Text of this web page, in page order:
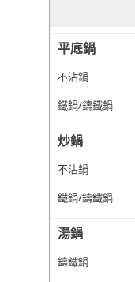
平底鍋
不沾鍋
鐵鍋/鑄鐵鍋
炒鍋
不沾鍋
鐵鍋/鑄鐵鍋
湯鍋
鑄鐵鍋